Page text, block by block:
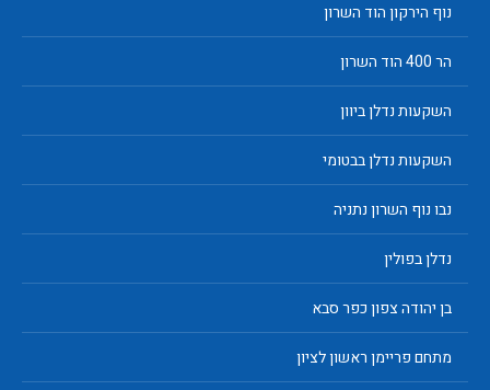
נוף הירקון הוד השרון
הר 400 הוד השרון
השקעות נדלן ביוון
השקעות נדלן בבטומי
נבו נוף השרון נתניה
נדלן בפולין
בן יהודה צפון כפר סבא
מתחם פריימן ראשון לציון